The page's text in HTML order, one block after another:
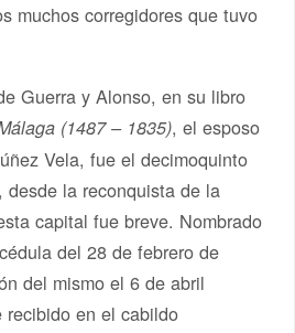
muchos corregidores que tuvo
Guerra y Alonso, en su libro
(1487 – 1835), el esposo
Vela, fue el decimoquinto
desde la reconquista de la
capital fue breve. Nombrado
del 28 de febrero de
del mismo el 6 de abril
en el cabildo